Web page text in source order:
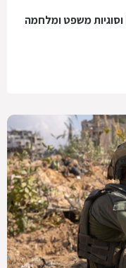
עו"ד דוד פטר על שיפוט הנוח'בה, ICJ וסוגיות משפט ומלחמה